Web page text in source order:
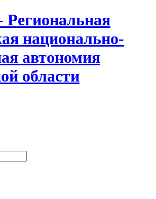
национально-
автономия
области